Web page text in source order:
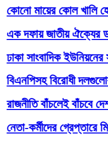
মায়ের কোল খালি হোক
জাতীয় ঐক্যের ডাক:
সাংবাদিক ইউনিয়নের
বিরোধী দলগুলোর
বাঁচলেই বাঁচবে দেশ
কর্মীদের গ্রেপ্তারে মির্জা